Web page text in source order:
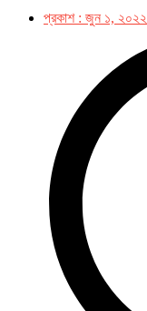
প্রকাশ : জুন ১, ২০২২